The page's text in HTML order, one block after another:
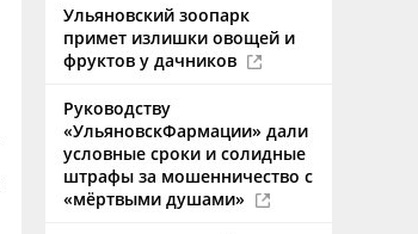
Ульяновский зоопарк
примет излишки овощей и
фруктов у дачников
Руководству
«УльяновскФармации» дали
условные сроки и солидные
штрафы за мошенничество с
«мёртвыми душами»